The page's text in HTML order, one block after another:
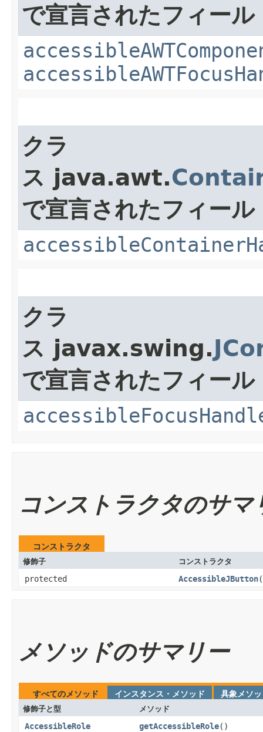
で宣言されたフィール
クラ
ス java.awt.
で宣言されたフィール
クラ
ス javax.swing.
で宣言されたフィール
コンストラクタのサマ
コンストラクタ
修飾子 コンストラクタ
protected AccessibleJButton
メソッドのサマリー
すべてのメソッド インスタンス・メソッド 具象メソ
修飾子と型 メソッド
AccessibleRole getAccessibleRole()